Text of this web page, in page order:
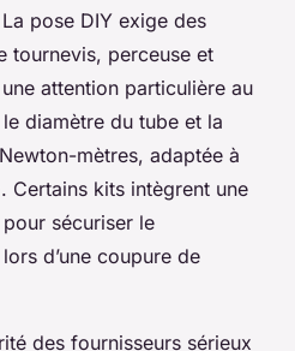
pose DIY exige des
tournevis, perceuse et
attention particulière au
diamètre du tube et la
mètres, adaptée à
Certains kits intègrent une
pour sécuriser le
d’une coupure de
des fournisseurs sérieux